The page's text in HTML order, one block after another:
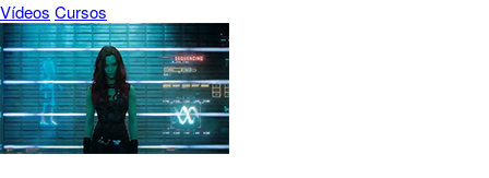
Vídeos Cursos